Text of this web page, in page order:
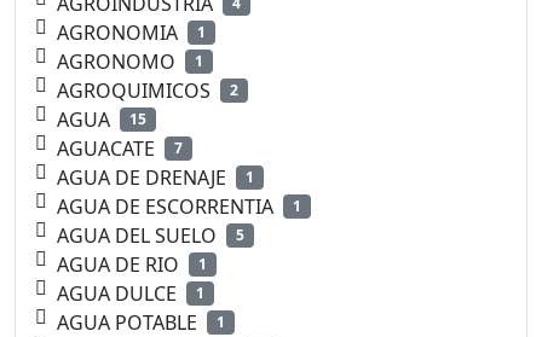
AGRONOMIA 1
AGRONOMO 1
AGROQUIMICOS 2
AGUA 15
AGUACATE 7
AGUA DE DRENAJE 1
AGUA DE ESCORRENTIA 1
AGUA DEL SUELO 5
AGUA DE RIO 1
AGUA DULCE 1
AGUA POTABLE 1